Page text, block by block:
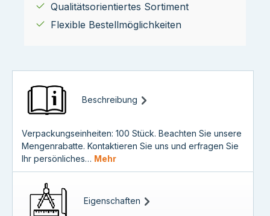
Qualitätsorientiertes Sortiment
Flexible Bestellmöglichkeiten
Beschreibung
Verpackungseinheiten: 100 Stück. Beachten Sie unsere
Mengenrabatte. Kontaktieren Sie uns und erfragen Sie
Ihr persönliches… Mehr
Eigenschaften